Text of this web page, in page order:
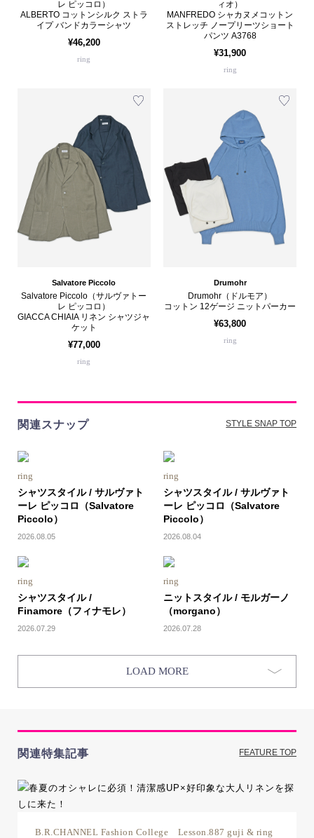
レ ピッコロ）
ALBERTO コットンシルク ストラ
イプ バンドカラーシャツ
¥46,200
ring
ィオ）
MANFREDO シャカヌメコットン
ストレッチ ノープリーツショート
パンツ A3768
¥31,900
ring
Salvatore Piccolo
Salvatore Piccolo（サルヴァトー
レ ピッコロ）
GIACCA CHIAIA リネン シャツジャ
ケット
¥77,000
ring
Drumohr
Drumohr（ドルモア）
コットン 12ゲージ ニットパーカー
¥63,800
ring
関連スナップ STYLE SNAP TOP
ring
シャツスタイル / サルヴァト
ーレ ピッコロ（Salvatore
Piccolo）
2026.08.05
ring
シャツスタイル / サルヴァト
ーレ ピッコロ（Salvatore
Piccolo）
2026.08.04
ring
シャツスタイル /
Finamore（フィナモレ）
2026.07.29
ring
ニットスタイル / モルガーノ
（morgano）
2026.07.28
LOAD MORE
関連特集記事 FEATURE TOP
B.R.CHANNEL Fashion College Lesson.887 guji & ring